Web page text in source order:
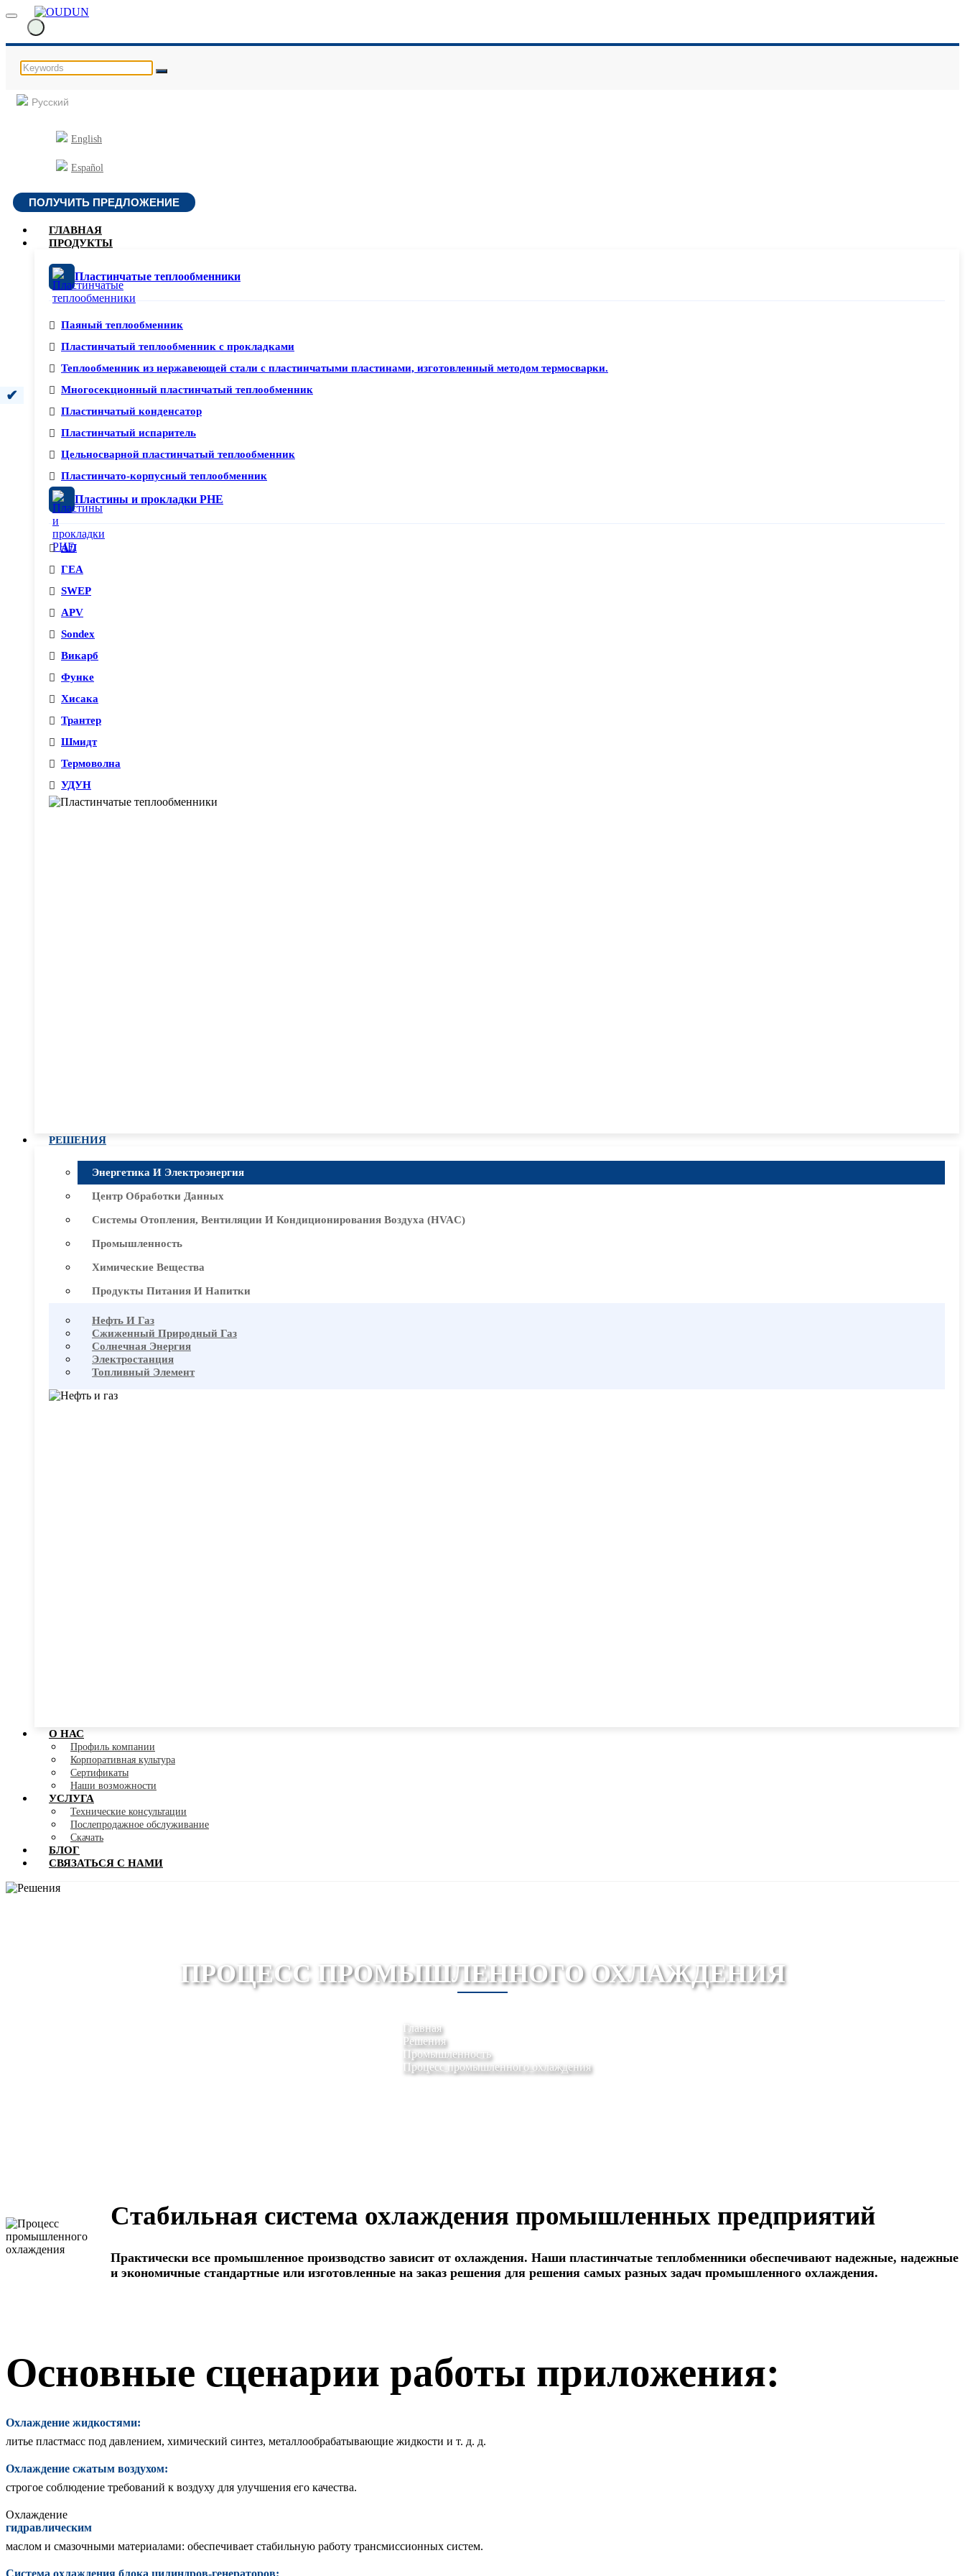
Русский
English
Español
ПОЛУЧИТЬ ПРЕДЛОЖЕНИЕ
ГЛАВНАЯ
ПРОДУКТЫ
Пластинчатые теплообменники
Паяный теплообменник
Пластинчатый теплообменник с прокладками
Теплообменник из нержавеющей стали с пластинчатыми пластинами, изготовленный методом термосварки.
Многосекционный пластинчатый теплообменник
Пластинчатый конденсатор
Пластинчатый испаритель
Цельносварной пластинчатый теплообменник
Пластинчато-корпусный теплообменник
Пластины и прокладки PHE
АЛ
ГЕА
SWEP
APV
Sondex
Викарб
Функе
Хисака
Трантер
Шмидт
Термоволна
УДУН
РЕШЕНИЯ
Энергетика И Электроэнергия
Центр Обработки Данных
Системы Отопления, Вентиляции И Кондиционирования Воздуха (HVAC)
Промышленность
Химические Вещества
Продукты Питания И Напитки
Нефть И Газ
Сжиженный Природный Газ
Солнечная Энергия
Электростанция
Топливный Элемент
О НАС
Профиль компании
Корпоративная культура
Сертификаты
Наши возможности
УСЛУГА
Технические консультации
Послепродажное обслуживание
Скачать
БЛОГ
СВЯЗАТЬСЯ С НАМИ
ПРОЦЕСС ПРОМЫШЛЕННОГО ОХЛАЖДЕНИЯ
Главная
Решения
Промышленность
Процесс промышленного охлаждения
Стабильная система охлаждения промышленных предприятий
Практически все промышленное производство зависит от охлаждения. Наши пластинчатые теплобменники обеспечивают надежные, надежные
и экономичные стандартные или изготовленные на заказ решения для решения самых разных задач промышленного охлаждения.
Основные сценарии работы приложения:
Охлаждение жидкостями:
литье пластмасс под давлением, химический синтез, металлообрабатывающие жидкости и т. д. д.
Охлаждение сжатым воздухом:
строгое соблюдение требований к воздуху для улучшения его качества.
Охлаждение
гидравлическим
маслом и смазочными материалами: обеспечивает стабильную работу трансмиссионных систем.
Система охлаждения блока цилиндров-генераторов: